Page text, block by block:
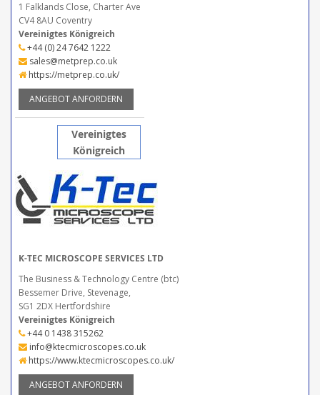
1 Falklands Close, Charter Ave
CV4 8AU Coventry
Vereinigtes Königreich
+44 (0) 24 7642 1222
sales@metprep.co.uk
https://metprep.co.uk/
ANGEBOT ANFORDERN
Vereinigtes
Königreich
K-TEC MICROSCOPE SERVICES LTD
The Business & Technology Centre (btc)
Bessemer Drive, Stevenage,
SG1 2DX Hertfordshire
Vereinigtes Königreich
+44 0 1438 315262
info@ktecmicroscopes.co.uk
https://www.ktecmicroscopes.co.uk/
ANGEBOT ANFORDERN